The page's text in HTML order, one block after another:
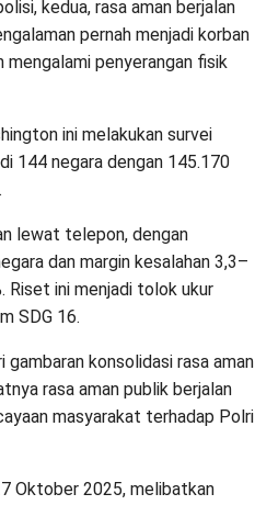
kedua, rasa aman berjalan
pernah menjadi korban
mengalami penyerangan fisik
ini melakukan survei
144 negara dengan 145.170
lewat telepon, dengan
dan margin kesalahan 3,3–
Riset ini menjadi tolok ukur
SDG 16.
gambaran konsolidasi rasa aman
rasa aman publik berjalan
masyarakat terhadap Polri
Oktober 2025, melibatkan